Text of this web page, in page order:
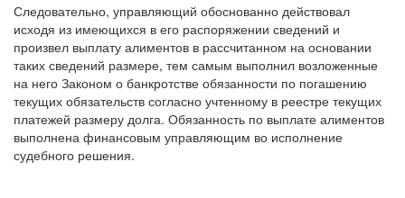
Следовательно, управляющий обоснованно действовал
исходя из имеющихся в его распоряжении сведений и
произвел выплату алиментов в рассчитанном на основании
таких сведений размере, тем самым выполнил возложенные
на него Законом о банкротстве обязанности по погашению
текущих обязательств согласно учтенному в реестре текущих
платежей размеру долга. Обязанность по выплате алиментов
выполнена финансовым управляющим во исполнение
судебного решения.